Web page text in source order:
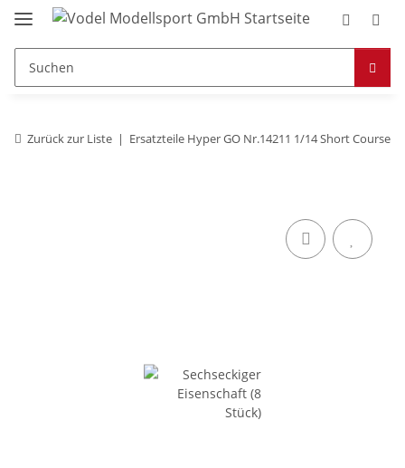
Zurück zur Liste Ersatzteile Hyper GO Nr.14211 1/14 Short Course